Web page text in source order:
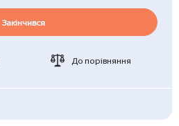
Закінчився
До порівняння